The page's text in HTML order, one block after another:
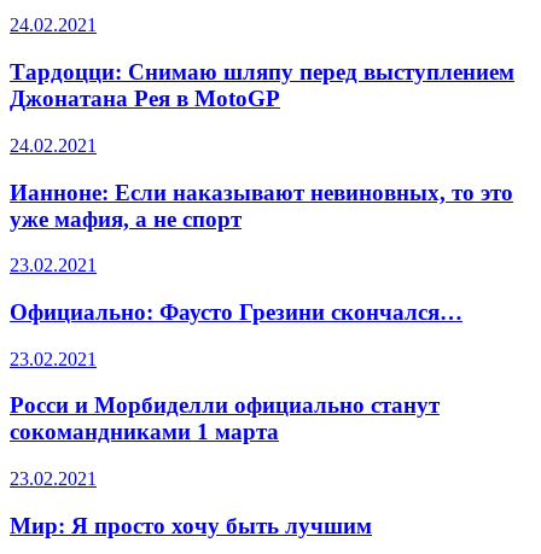
24.02.2021
Тардоцци: Снимаю шляпу перед выступлением
Джонатана Рея в MotoGP
24.02.2021
Ианноне: Если наказывают невиновных, то это
уже мафия, а не спорт
23.02.2021
Официально: Фаусто Грезини скончался…
23.02.2021
Росси и Морбиделли официально станут
сокомандниками 1 марта
23.02.2021
Мир: Я просто хочу быть лучшим